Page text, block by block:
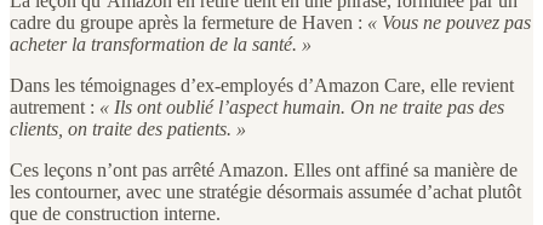
cadre du groupe après la fermeture de Haven : « Vous ne pouvez pas
acheter la transformation de la santé. »
Dans les témoignages d’ex-employés d’Amazon Care, elle revient
autrement : « Ils ont oublié l’aspect humain. On ne traite pas des
clients, on traite des patients. »
Ces leçons n’ont pas arrêté Amazon. Elles ont affiné sa manière de
les contourner, avec une stratégie désormais assumée d’achat plutôt
que de construction interne.